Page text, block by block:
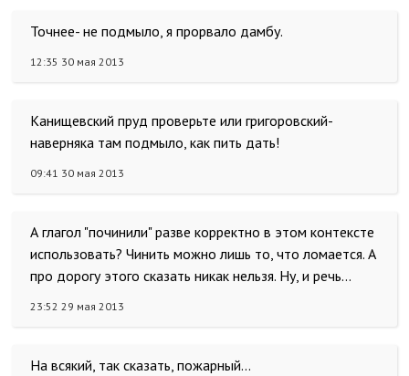
Точнее- не подмыло, я прорвало дамбу.
12:35 30 мая 2013
Канищевский пруд проверьте или григоровский-
наверняка там подмыло, как пить дать!
09:41 30 мая 2013
А глагол "починили" разве корректно в этом контексте
использовать? Чинить можно лишь то, что ломается. А
про дорогу этого сказать никак нельзя. Ну, и речь...
23:52 29 мая 2013
На всякий, так сказать, пожарный...